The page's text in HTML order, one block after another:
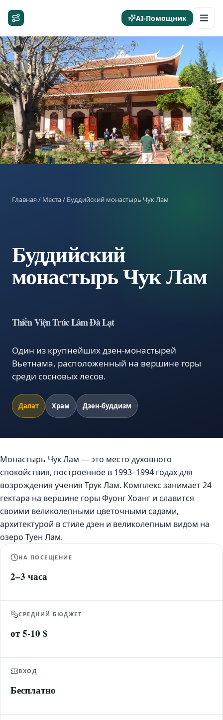
AI-Помощник
Главная/ Места/ Буддийский монастырь Чук Лам
Буддийский
монастырь Чук Лам
Thiền Viện Trúc Lâm Đà Lạt
Один из крупнейших дзен-монастырей
Вьетнама, расположенный на вершине горы
среди сосновых лесов.
Далат Храм Дзен-буддизм
Монастырь Чук Лам — это место духовного
спокойствия, построенное в 1993–1994 годах для
возрождения учения Трук Лам. Комплекс занимает 24
гектара на вершине горы Фуонг Хоанг и славится
своими великолепными цветочными садами,
архитектурой в стиле дзен и великолепным видом на
озеро Туен Лам.
НА ПОСЕЩЕНИЕ
2–3 часа
СРЕДНИЙ БЮДЖЕТ
от 5-10 $
ВХОД
Бесплатно